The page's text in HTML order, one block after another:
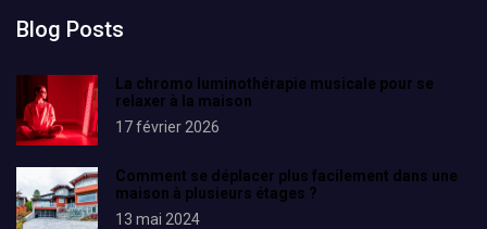
Blog Posts
La chromo luminothérapie musicale pour se
relaxer à la maison
17 février 2026
Comment se déplacer plus facilement dans une
maison à plusieurs étages ?
13 mai 2024